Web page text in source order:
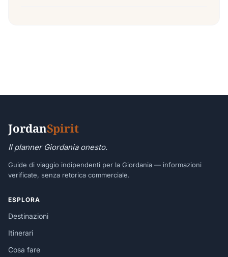
JordanSpirit
Il planner Giordania onesto.
Guide di viaggio indipendenti per la Giordania — informazioni
verificate, senza retorica commerciale.
ESPLORA
Destinazioni
Itinerari
Cosa fare